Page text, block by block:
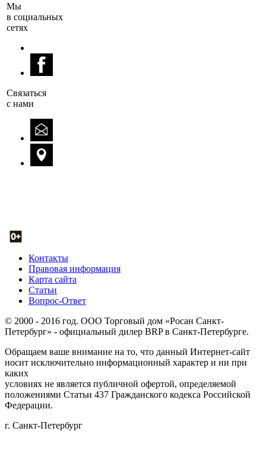
Мы
в социальных
сетях
Cвязаться
с нами
Контакты
Правовая информация
Карта сайта
Статьи
Вопрос-Ответ
© 2000 - 2016 год. ООО Торговый дом «Росан Санкт-
Петербург» - официальный дилер BRP в Санкт-Петербурге.
Обращаем ваше внимание на то, что данный Интернет-сайт
носит исключительно информационный характер и ни при
каких
условиях не является публичной офертой, определяемой
положениями Статьи 437 Гражданского кодекса Российской
Федерации.
г. Санкт-Петербург